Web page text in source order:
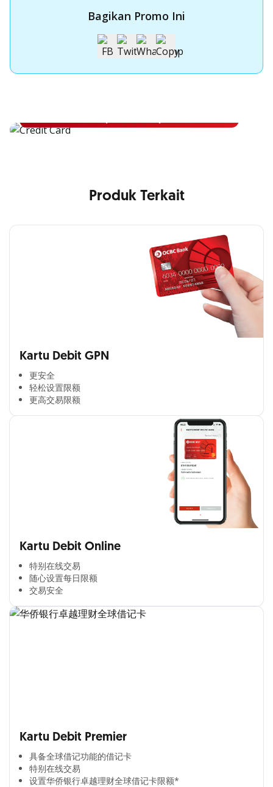
Bagikan Promo Ini
Apply Kartu Kredit OCBC NISP
Produk Terkait
Kartu Debit GPN
更安全​
轻松设置限额​
更高交易限额​
Kartu Debit Online
特别在线交易​
随心设置每日限额​
交易安全​
Kartu Debit Premier
具备全球借记功能的借记卡​
特别在线交易​
设置华侨银行卓越理财全球借记卡限额*​